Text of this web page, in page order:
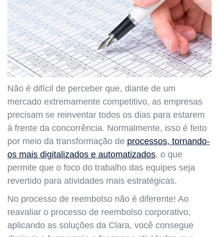
Não é difícil de perceber que, diante de um
mercado extremamente competitivo, as empresas
precisam se reinventar todos os dias para estarem
à frente da concorrência. Normalmente, isso é feito
por meio da transformação de processos, tornando-
os mais digitalizados e automatizados, o que
permite que o foco do trabalho das equipes seja
revertido para atividades mais estratégicas.
No processo de reembolso não é diferente! Ao
reavaliar o processo de reembolso corporativo,
aplicando as soluções da Clara, você consegue